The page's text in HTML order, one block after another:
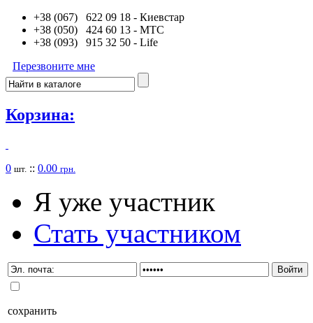
+38 (067) 622 09 18 - Киевстар
+38 (050) 424 60 13 - MTC
+38 (093) 915 32 50 - Life
Перезвоните мне
Корзина:
0 шт. :: 0.00 грн.
Я уже участник
Стать участником
сохранить